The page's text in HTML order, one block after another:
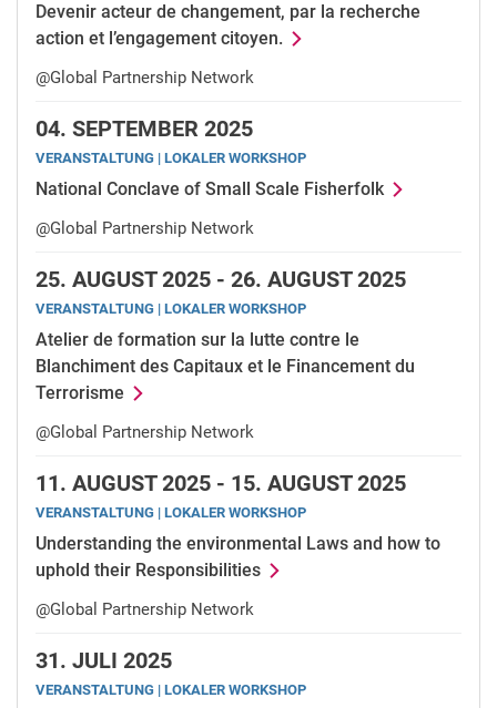
Devenir acteur de changement, par la recherche
action et l’engagement citoyen.
@Global Partnership Network
04. SEPTEMBER 2025
VERANSTALTUNG | LOKALER WORKSHOP
National Conclave of Small Scale Fisherfolk
@Global Partnership Network
25. AUGUST 2025 - 26. AUGUST 2025
VERANSTALTUNG | LOKALER WORKSHOP
Atelier de formation sur la lutte contre le
Blanchiment des Capitaux et le Financement du
Terrorisme
@Global Partnership Network
11. AUGUST 2025 - 15. AUGUST 2025
VERANSTALTUNG | LOKALER WORKSHOP
Understanding the environmental Laws and how to
uphold their Responsibilities
@Global Partnership Network
31. JULI 2025
VERANSTALTUNG | LOKALER WORKSHOP